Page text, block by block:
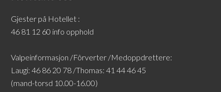
Gjester på Hotellet :
46 81 12 60 info opphold
Valpeinformasjon /Fôrverter /Medoppdrettere:
Laugi: 46 86 20 78 /Thomas: 41 44 46 45
(mand-torsd 10.00-16.00)